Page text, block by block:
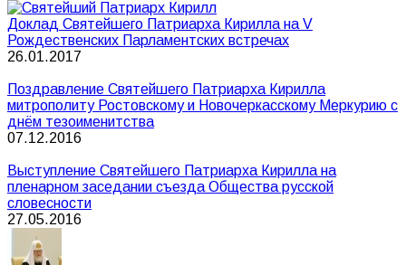
Доклад Святейшего Патриарха Кирилла на V
Рождественских Парламентских встречах
26.01.2017
Поздравление Святейшего Патриарха Кирилла
митрополиту Ростовскому и Новочеркасскому Меркурию с
днём тезоименитства
07.12.2016
Выступление Святейшего Патриарха Кирилла на
пленарном заседании съезда Общества русской
словесности
27.05.2016